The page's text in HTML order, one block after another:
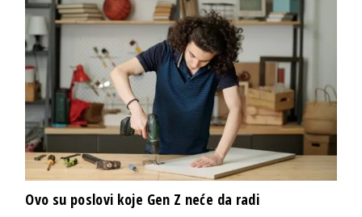
Ovo su poslovi koje Gen Z neće da radi